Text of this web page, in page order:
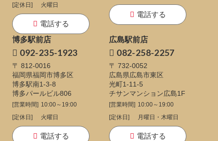
[定休日]
火曜日
電話する
電話する
博多駅前店
092-235-1923
〒 812-0016
福岡県福岡市博多区
博多駅南1-3-8
博多パールビル806
[営業時間] 10:00～19:00
[定休日]
火曜日
電話する
広島駅前店
082-258-2257
〒 732-0052
広島県広島市東区
光町1-11-5
チサンマンション広島1F
[営業時間] 10:00～19:00
[定休日]
月曜日・木曜日
電話する